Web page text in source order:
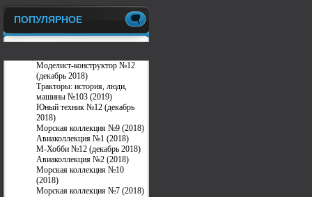
ПОПУЛЯРНОЕ
Моделист-конструктор №12
(декабрь 2018)
Тракторы: история, люди,
машины №103 (2019)
Юный техник №12 (декабрь
2018)
Морская коллекция №9 (2018)
Авиаколлекция №1 (2018)
М-Хобби №12 (декабрь 2018)
Авиаколлекция №2 (2018)
Морская коллекция №10
(2018)
Морская коллекция №7 (2018)